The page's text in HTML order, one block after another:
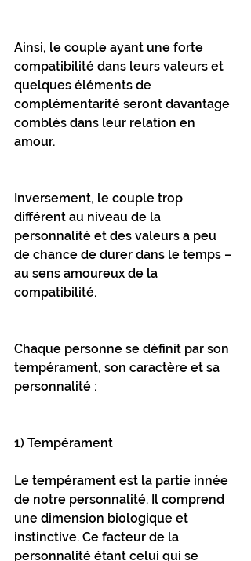
Ainsi, le couple ayant une forte
compatibilité dans leurs valeurs et
quelques éléments de
complémentarité seront davantage
comblés dans leur relation en
amour.
Inversement, le couple trop
différent au niveau de la
personnalité et des valeurs a peu
de chance de durer dans le temps –
au sens amoureux de la
compatibilité.
Chaque personne se définit par son
tempérament, son caractère et sa
personnalité :
1) Tempérament
Le tempérament est la partie innée
de notre personnalité. Il comprend
une dimension biologique et
instinctive. Ce facteur de la
personnalité étant celui qui se